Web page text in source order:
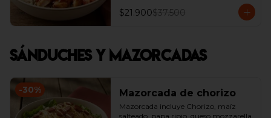
$21.900$37.500
Sánduches y Mazorcadas
-30% Mazorcada de chorizo
Mazorcada incluye Chorizo, maíz
salteado, papa ripio, queso mozzarella,